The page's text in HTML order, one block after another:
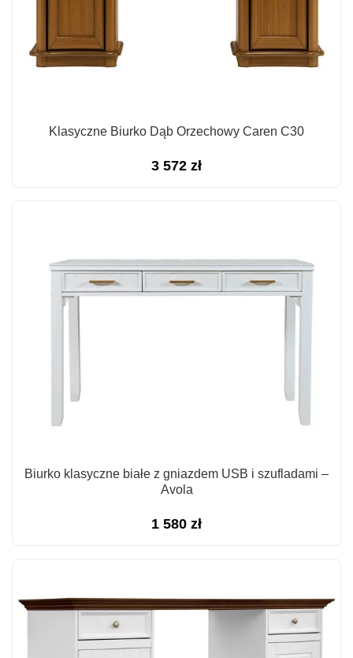
Klasyczne Biurko Dąb Orzechowy Caren C30
3 572 zł
Biurko klasyczne białe z gniazdem USB i szufladami –
Avola
1 580 zł